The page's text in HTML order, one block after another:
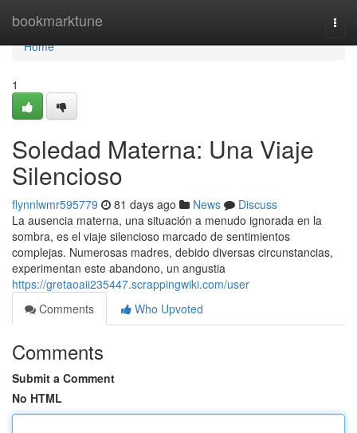
bookmarktune
Home
Home
1
Soledad Materna: Una Viaje
Silencioso
flynnlwmr595779 81 days ago News
Discuss
La ausencia materna, una situación a menudo ignorada en la
sombra, es el viaje silencioso marcado de sentimientos
complejas. Numerosas madres, debido diversas circunstancias,
experimentan este abandono, un angustia
https://gretaoaii235447.scrappingwiki.com/user
Comments
Who Upvoted
Comments
Submit a Comment
No HTML